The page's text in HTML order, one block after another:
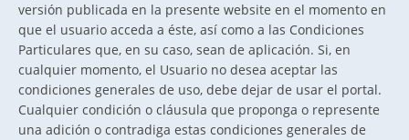
versión publicada en la presente website en el momento en
que el usuario acceda a éste, así como a las Condiciones
Particulares que, en su caso, sean de aplicación. Si, en
cualquier momento, el Usuario no desea aceptar las
condiciones generales de uso, debe dejar de usar el portal.
Cualquier condición o cláusula que proponga o represente
una adición o contradiga estas condiciones generales de